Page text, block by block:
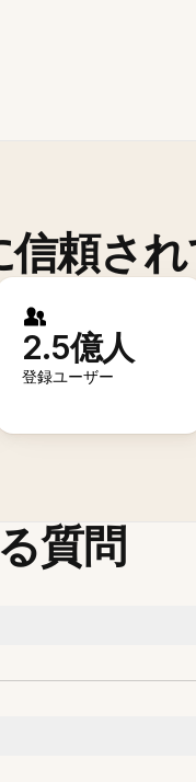
頼さ
2.5億人
登録ユーザー
質問